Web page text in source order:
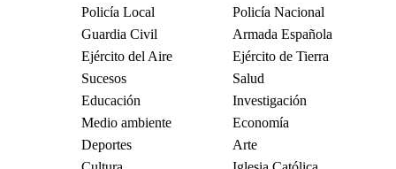
Policía Local
Policía Nacional
Guardia Civil
Armada Española
Ejército del Aire
Ejército de Tierra
Sucesos
Salud
Educación
Investigación
Medio ambiente
Economía
Deportes
Arte